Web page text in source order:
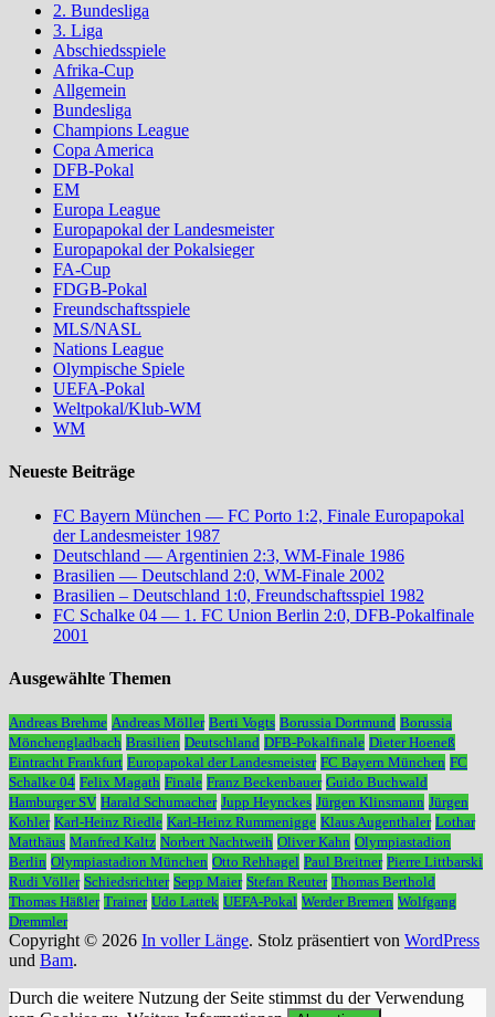
2. Bundesliga
3. Liga
Abschiedsspiele
Afrika-Cup
Allgemein
Bundesliga
Champions League
Copa America
DFB-Pokal
EM
Europa League
Europapokal der Landesmeister
Europapokal der Pokalsieger
FA-Cup
FDGB-Pokal
Freundschaftsspiele
MLS/NASL
Nations League
Olympische Spiele
UEFA-Pokal
Weltpokal/Klub-WM
WM
Neueste Beiträge
FC Bayern München — FC Porto 1:2, Finale Europapokal
der Landesmeister 1987
Deutschland — Argentinien 2:3, WM-Finale 1986
Brasilien — Deutschland 2:0, WM-Finale 2002
Brasilien – Deutschland 1:0, Freundschaftsspiel 1982
FC Schalke 04 — 1. FC Union Berlin 2:0, DFB-Pokalfinale
2001
Ausgewählte Themen
Andreas Brehme Andreas Möller Berti Vogts Borussia Dortmund Borussia
Mönchengladbach Brasilien Deutschland DFB-Pokalfinale Dieter Hoeneß
Eintracht Frankfurt Europapokal der Landesmeister FC Bayern München FC
Schalke 04 Felix Magath Finale Franz Beckenbauer Guido Buchwald
Hamburger SV Harald Schumacher Jupp Heynckes Jürgen Klinsmann Jürgen
Kohler Karl-Heinz Riedle Karl-Heinz Rummenigge Klaus Augenthaler Lothar
Matthäus Manfred Kaltz Norbert Nachtweih Oliver Kahn Olympiastadion
Berlin Olympiastadion München Otto Rehhagel Paul Breitner Pierre Littbarski
Rudi Völler Schiedsrichter Sepp Maier Stefan Reuter Thomas Berthold
Thomas Häßler Trainer Udo Lattek UEFA-Pokal Werder Bremen Wolfgang
Dremmler
Copyright © 2026 In voller Länge. Stolz präsentiert von WordPress
und Bam.
Durch die weitere Nutzung der Seite stimmst du der Verwendung